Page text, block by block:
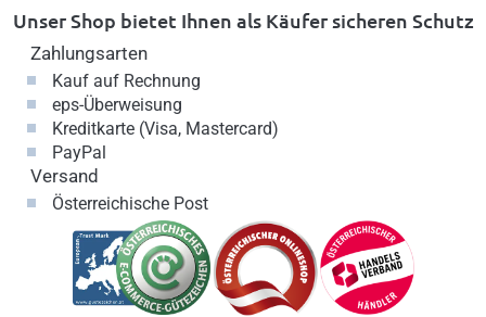
Unser Shop bietet Ihnen als Käufer sicheren Schutz
Zahlungsarten
Kauf auf Rechnung
eps-Überweisung
Kreditkarte (Visa, Mastercard)
PayPal
Versand
Österreichische Post